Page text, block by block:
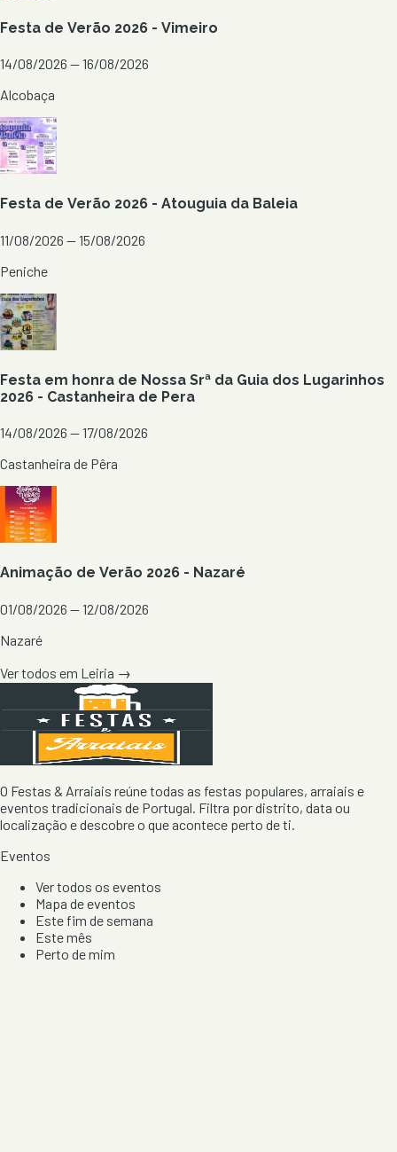
Festa de Verão 2026 - Vimeiro
14/08/2026 — 16/08/2026
Alcobaça
Festa de Verão 2026 - Atouguia da Baleia
11/08/2026 — 15/08/2026
Peniche
Festa em honra de Nossa Srª da Guia dos Lugarinhos
2026 - Castanheira de Pera
14/08/2026 — 17/08/2026
Castanheira de Pêra
Animação de Verão 2026 - Nazaré
01/08/2026 — 12/08/2026
Nazaré
Ver todos em Leiria →
O Festas & Arraiais reúne todas as festas populares, arraiais e
eventos tradicionais de Portugal. Filtra por distrito, data ou
localização e descobre o que acontece perto de ti.
Eventos
Ver todos os eventos
Mapa de eventos
Este fim de semana
Este mês
Perto de mim